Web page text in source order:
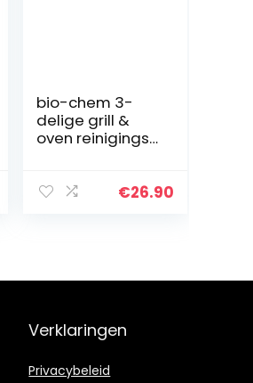
bio-chem 3-
delige grill &
oven reinigings-
voor barbecue,
€26.90
Verklaringen
Privacybeleid